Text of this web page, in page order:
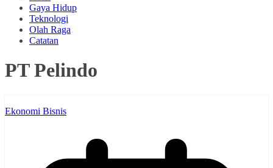
Gaya Hidup
Teknologi
Olah Raga
Catatan
PT Pelindo
Ekonomi Bisnis